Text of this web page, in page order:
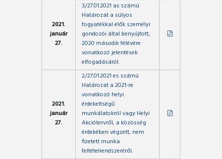
2021.
január
27.
3/27.01.2021 as számú
Határozat a súlyos
fogyatékkal élők személyi
gondozói által benyújtott,
2020 második félévére
vonatkozó jelentések
elfogadásáról.
2021.
január
27.
2/27.01.2021 es számú
Határozat a 2021-re
vonatkozó helyi
érdekeltségű
munkálatokról vagy Helyi
Akciótervről, a közösség
érdekében végzett, nem
fizetett munka
feltételrendszeréről.